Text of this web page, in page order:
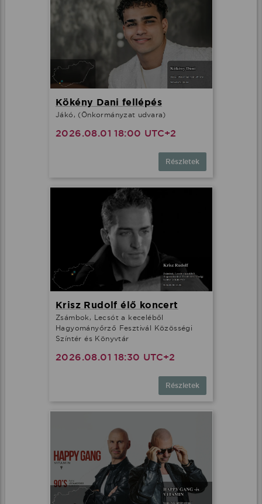
Kökény Dani fellépés
Jákó, (Önkormányzat udvara)
2026.08.01 18:00 UTC+2
Részletek
Krisz Rudolf élő koncert
Zsámbok, Lecsót a keceléből
Hagyományőrző Fesztivál Közösségi
Színtér és Könyvtár
2026.08.01 18:30 UTC+2
Részletek